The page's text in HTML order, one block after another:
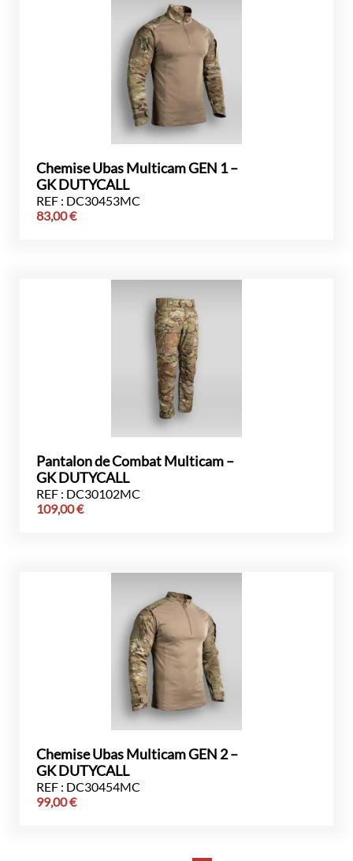
Chemise Ubas Multicam GEN 1 –
GK DUTYCALL
REF : DC30453MC
83,00€
Pantalon de Combat Multicam –
GK DUTYCALL
REF : DC30102MC
109,00€
Chemise Ubas Multicam GEN 2 –
GK DUTYCALL
REF : DC30454MC
99,00€